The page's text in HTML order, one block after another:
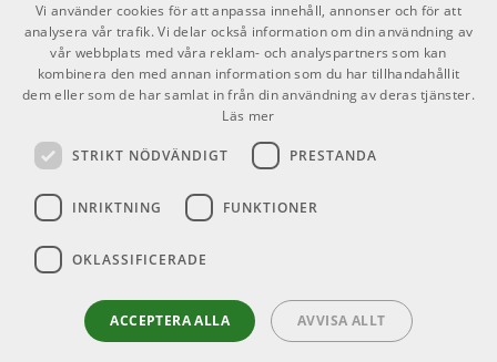
TikTok
Varumärken
GDPR & Cookies
Kontakt
Info
Mån-Fre: 10.00-18.00
Helgdagar
SWEDISH
ENGLISH
Vi använder cookies för att anpassa innehåll, annonser och för att
analysera vår trafik. Vi delar också information om din användning av
vår webbplats med våra reklam- och analyspartners som kan
kombinera den med annan information som du har tillhandahållit
dem eller som de har samlat in från din användning av deras tjänster.
Läs mer
STRIKT NÖDVÄNDIGT PRESTANDA
INRIKTNING FUNKTIONER
OKLASSIFICERADE
ACCEPTERA ALLA AVVISA ALLT